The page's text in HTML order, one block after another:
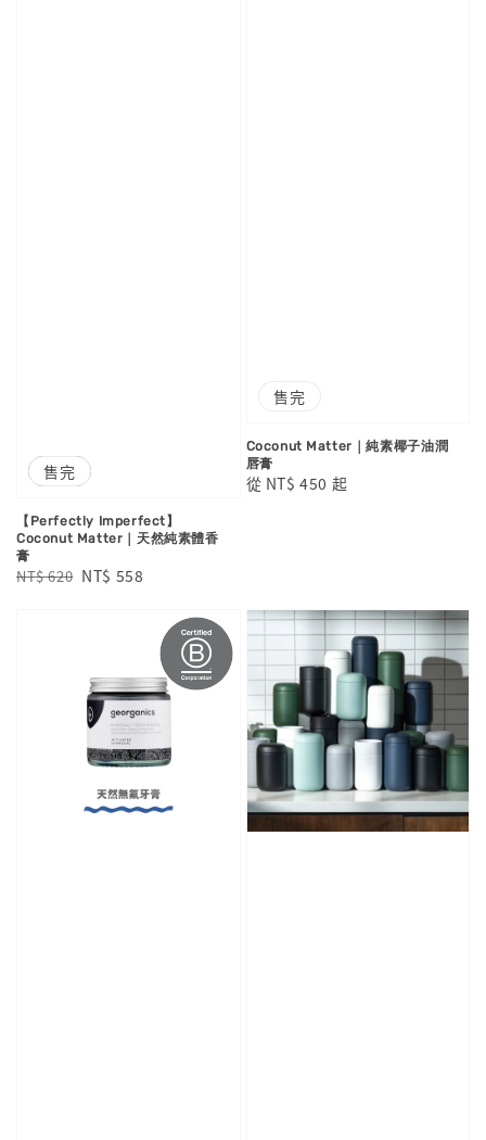
優惠
售完
【Perfectly Imperfect】
Coconut Matter｜天然純素體香
膏
Regular
NT$ 620 Sale
NT$ 558
售完
Coconut Matter｜純素椰子油潤
唇膏
Regular
從 NT$ 450 起